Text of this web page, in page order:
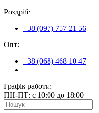
Роздріб:
+38 (097) 757 21 56
Опт:
+38 (068) 468 10 47
Графік работи:
ПН-ПТ: с 10:00 до 18:00